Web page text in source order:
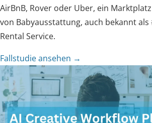
AirBnB, Rover oder Uber, ein
von Babyausstattung, auch bekannt als
Rental Service.
Fallstudie ansehen →